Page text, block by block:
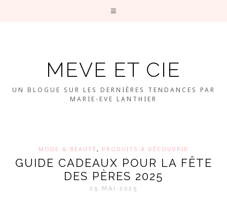
MEVE ET CIE
UN BLOGUE SUR LES DERNIÈRES TENDANCES PAR
MARIE-EVE LANTHIER
MODE & BEAUTÉ, PRODUITS À DÉCOUVRIR
GUIDE CADEAUX POUR LA FÊTE
DES PÈRES 2025
25 MAI 2025